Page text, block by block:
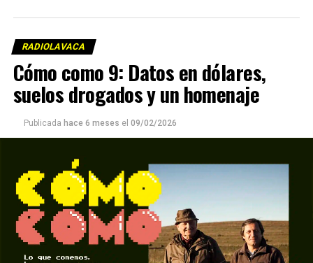
RADIOLAVACA
Cómo como 9: Datos en dólares,
suelos drogados y un homenaje
Publicada hace 6 meses el 09/02/2026